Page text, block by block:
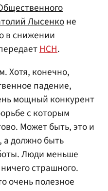
Лысенконе
в снижении
НСН.
Хотя, конечно,
падение,
мощный конкурент
с которым
Может быть, это и
а должно быть
Люди меньше
страшного.
очень полезное